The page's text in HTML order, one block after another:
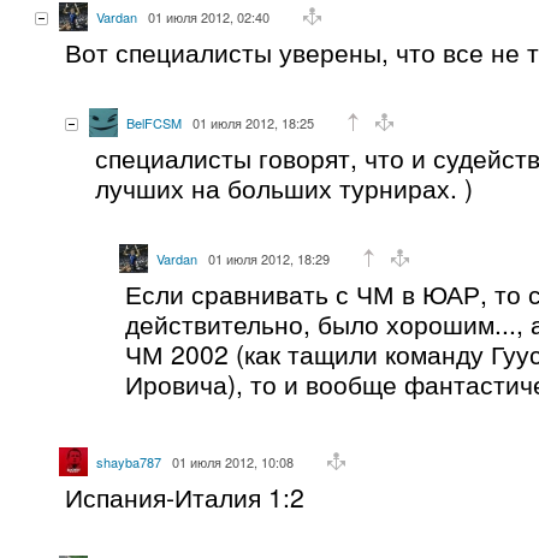
Vardan 01 июля 2012, 02:40
Вот специалисты уверены, что все не
BelFCSM 01 июля 2012, 18:25
специалисты говорят, что и
лучших на больших турнирах. )
Vardan 01 июля 2012, 18:29
Если сравнивать с ЧМ в ЮАР, то
действительно, было хорошим...,
ЧМ 2002 (как тащили команду
Ировича), то и вообще
shayba787 01 июля 2012, 10:08
Испания-Италия 1:2